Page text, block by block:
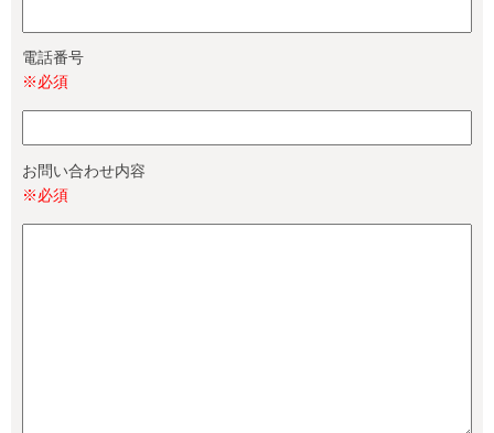
電話番号
※必須
お問い合わせ内容
※必須